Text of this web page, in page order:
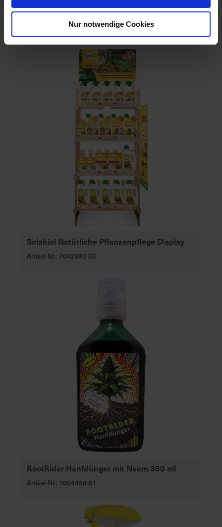
Nur notwendige Cookies
SB Rosen-Vital AF
Artikel-Nr.: 7002928-02-cfg
Solabiol Natürliche Pflanzenpflege Display
Artikel-Nr.: 7002892-D2
RootRider Hanfdünger mit Neem 350 ml
Artikel-Nr.: 7004459-01